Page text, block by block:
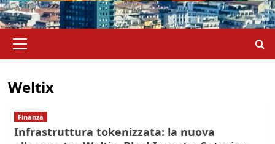
principale
Weltix
Finanza
Infrastruttura tokenizzata: la nuova